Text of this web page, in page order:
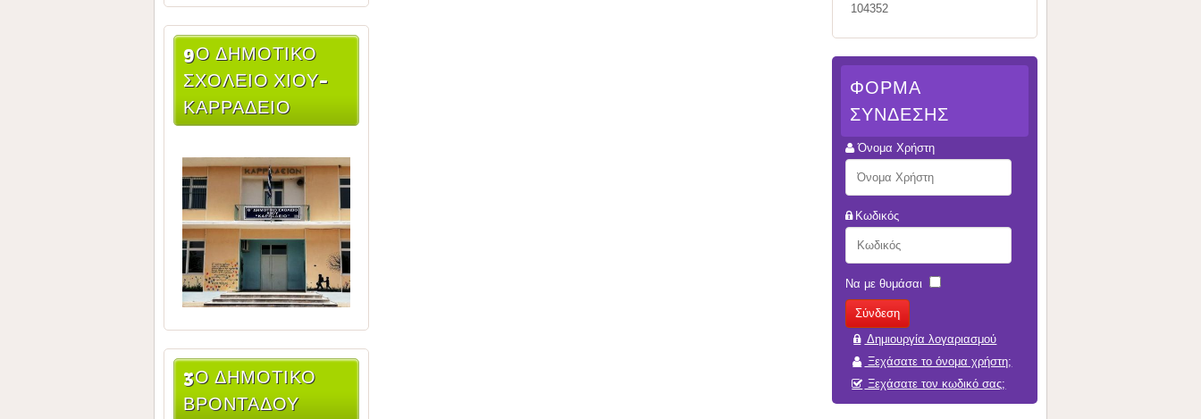
9Ο ΔΗΜΟΤΙΚΌ
ΣΧΟΛΕΊΟ ΧΊΟΥ-
ΚΑΡΡΆΔΕΙΟ
3Ο ΔΗΜΟΤΙΚΌ
ΒΡΟΝΤΆΔΟΥ
104352
ΦΌΡΜΑ
ΣΎΝΔΕΣΗΣ
Όνομα Χρήστη
Κωδικός
Να με θυμάσαι
Δημιουργία λογαριασμού
Ξεχάσατε το όνομα χρήστη;
Ξεχάσατε τον κωδικό σας;